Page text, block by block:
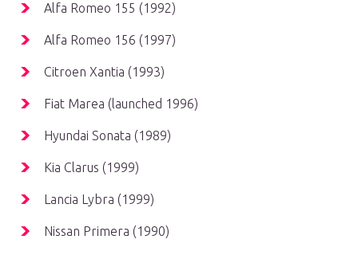
Alfa Romeo 155 (1992)
Alfa Romeo 156 (1997)
Citroen Xantia (1993)
Fiat Marea (launched 1996)
Hyundai Sonata (1989)
Kia Clarus (1999)
Lancia Lybra (1999)
Nissan Primera (1990)